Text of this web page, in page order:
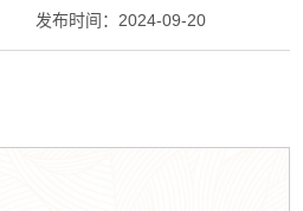
发布时间：2024-09-20